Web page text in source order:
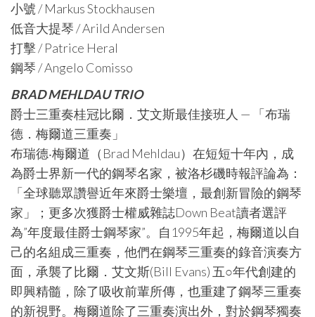
小號 / Markus Stockhausen
低音大提琴 / Arild Andersen
打擊 / Patrice Heral
鋼琴 / Angelo Comisso
BRAD MEHLDAU TRIO
爵士三重奏桂冠比爾．艾文斯最佳接班人 — 「布瑞
德．梅爾道三重奏」
布瑞德‧梅爾道（Brad Mehldau）在短短十年內，成
為爵士界新一代的鋼琴名家，被洛杉磯時報評論為：
「全球聽眾讚譽近年來爵士樂壇，最創新冒險的鋼琴
家」；更多次獲爵士權威雜誌Down Beat讀者選評
為”年度最佳爵士鋼琴家”。自1995年起，梅爾道以自
己的名組成三重奏，他們在鋼琴三重奏的錄音演奏方
面，承襲了比爾．艾文斯(Bill Evans) 五○年代創建的
即興精髓，除了吸收前輩所傳，也重建了鋼琴三重奏
的新視野。梅爾道除了三重奏演出外，對於鋼琴獨奏